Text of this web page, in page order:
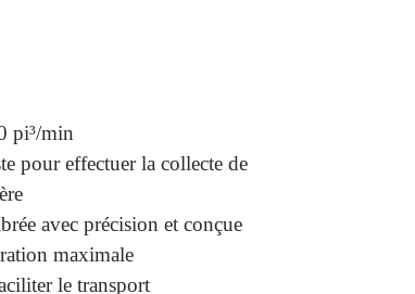
pi³/min
pour effectuer la collecte de
avec précision et conçue
maximale
le transport